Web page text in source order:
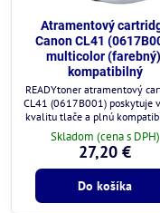
Atramentový
Canon CL41
multicolor
kompatibilný
READYtoner atramentový
CL41 (0617B001) poskytuje
kvalitu tlače a plnú
tlačiarňami Canon.
Skladom (cena s DPH)
27,20 €
Do košíka